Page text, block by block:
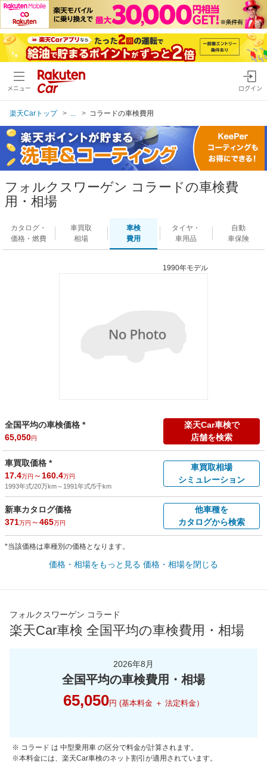
メニュー ログイン
楽天Carトップ コラードの車検費用
フォルクスワーゲン コラードの車検費
用・相場
カタログ・
価格・燃費
車買取
相場
車検
費用
タイヤ・
車用品
自動
車保険
1990年モデル
全国平均の車検価格 *
65,050円
楽天Car車検で
店舗を検索
車買取価格 *
17.4万円 ～ 160.4万円
1993年式/20万km～ 1991年式/5千km
車買取相場
シミュレーション
新車カタログ価格
371万円 ～465万円
他車種を
カタログから検索
*当該価格は車種別の価格となります。
価格・相場をもっと見る 価格・相場を閉じる
フォルクスワーゲン コラード
楽天Car車検 全国平均の車検費用・相場
2026年8月
全国平均の車検費用・相場
65,050円 (基本料金 ＋ 法定料金）
※ コラード は 中型乗用車 の区分で料金が計算されます。
※本料金には、楽天Car車検のネット割引が適用されています。